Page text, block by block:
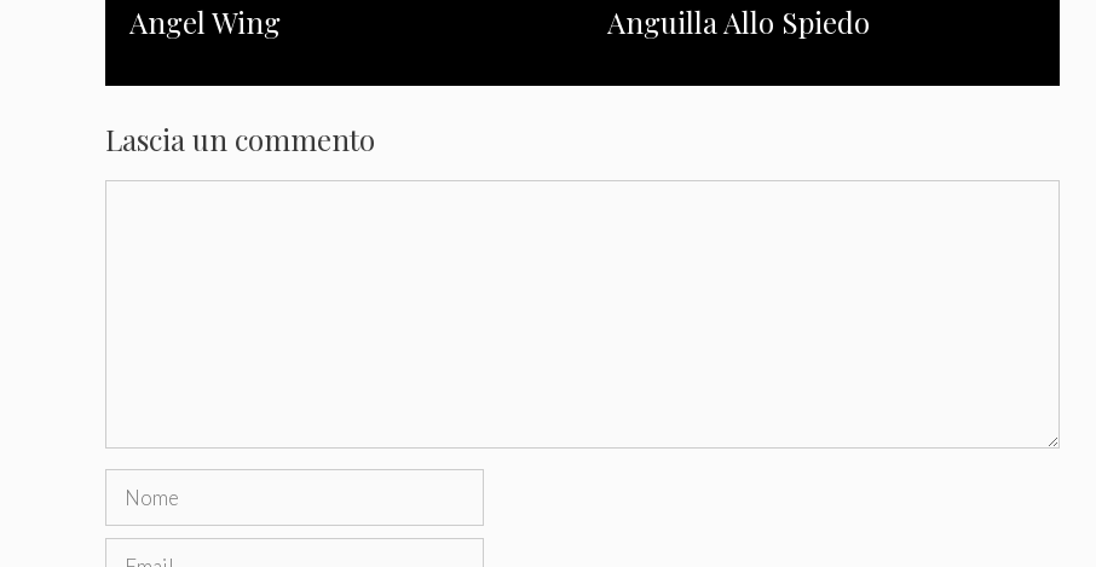
Angel Wing Anguilla Allo Spiedo
Lascia un commento
Nome
Email